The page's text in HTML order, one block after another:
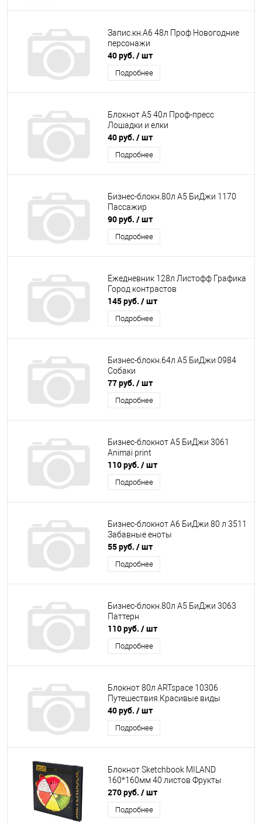
Запис.кн.А6 48л Проф Новогодние
персонажи
40 руб. / шт
Подробнее
Блокнот А5 40л Проф-пресс
Лошадки и елки
40 руб. / шт
Подробнее
Бизнес-блокн.80л А5 БиДжи 1170
Пассажир
90 руб. / шт
Подробнее
Ежедневник 128л Листофф Графика
Город контрастов
145 руб. / шт
Подробнее
Бизнес-блокн.64л А5 БиДжи 0984
Собаки
77 руб. / шт
Подробнее
Бизнес-блокнот А5 БиДжи 3061
Animai print
110 руб. / шт
Подробнее
Бизнес-блокнот А6 БиДжи 80 л 3511
Забавные еноты
55 руб. / шт
Подробнее
Бизнес-блокн.80л А5 БиДжи 3063
Паттерн
110 руб. / шт
Подробнее
Блокнот 80л ARTspace 10306
Путешествия.Красивые виды
40 руб. / шт
Подробнее
Блокнот Sketchbook MILAND
160*160мм 40 листов Фрукты
270 руб. / шт
Подробнее